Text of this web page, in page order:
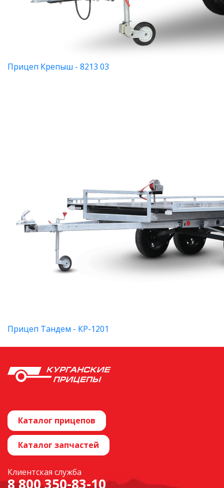
Прицеп Крепыш - 8213 03
Прицеп Тандем - КР-1201
Каталог прицепов
Каталог запчастей
Клиентская служба
8 800 350-83-10